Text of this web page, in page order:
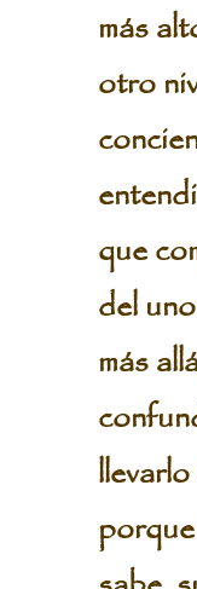
más
otro
que
del
más